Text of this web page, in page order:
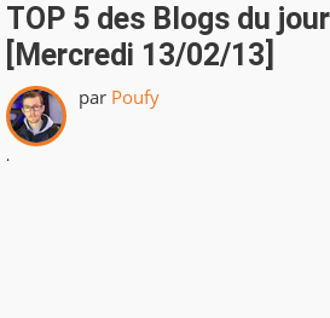
TOP 5 des Blogs du
[Mercredi 13/02/13]
par Poufy
.